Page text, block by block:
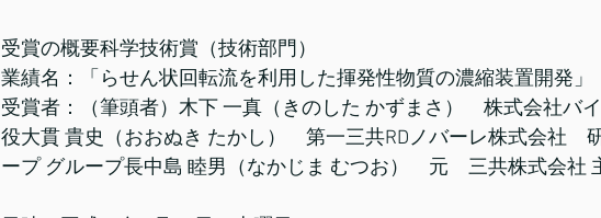
受賞の概要科学技術賞（技術部門）
業績名：「らせん状回転流を利用した揮発性物質の濃縮装置開発」
受賞者：（筆頭者）木下 一真（きのした かずまさ）　株式会社バ
役大貫 貴史（おおぬき たかし）　第一三共RDノバーレ株式会社　
ープ グループ長中島 睦男（なかじま むつお）　元　三共株式会社